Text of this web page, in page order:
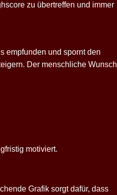
zu übertreffen und immer
empfunden und spornt den
Der menschliche Wunsch
motiviert.
Grafik sorgt dafür, dass